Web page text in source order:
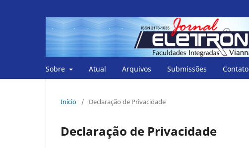
Sobre Atual Arquivos Submissões Contato
Início / Declaração de Privacidade
Declaração de Privacidade